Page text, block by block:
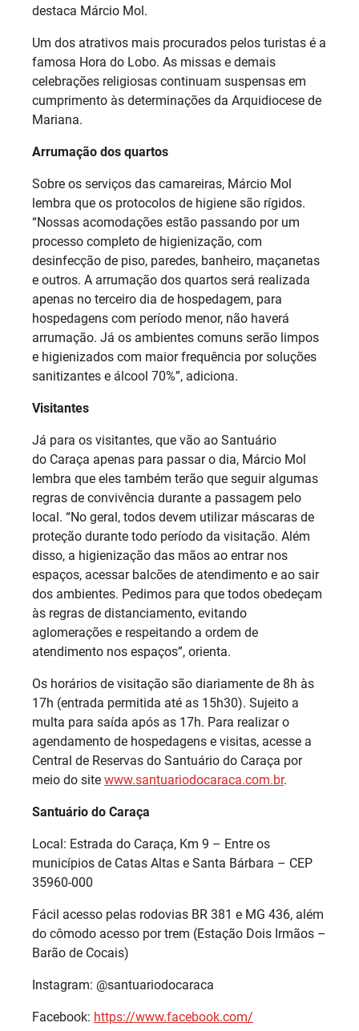
destaca Márcio Mol.
Um dos atrativos mais procurados pelos turistas é a
famosa Hora do Lobo. As missas e demais
celebrações religiosas continuam suspensas em
cumprimento às determinações da Arquidiocese de
Mariana.
Arrumação dos quartos
Sobre os serviços das camareiras, Márcio Mol
lembra que os protocolos de higiene são rígidos.
“Nossas acomodações estão passando por um
processo completo de higienização, com
desinfecção de piso, paredes, banheiro, maçanetas
e outros. A arrumação dos quartos será realizada
apenas no terceiro dia de hospedagem, para
hospedagens com período menor, não haverá
arrumação. Já os ambientes comuns serão limpos
e higienizados com maior frequência por soluções
sanitizantes e álcool 70%”, adiciona.
Visitantes
Já para os visitantes, que vão ao Santuário
do Caraça apenas para passar o dia, Márcio Mol
lembra que eles também terão que seguir algumas
regras de convivência durante a passagem pelo
local. “No geral, todos devem utilizar máscaras de
proteção durante todo período da visitação. Além
disso, a higienização das mãos ao entrar nos
espaços, acessar balcões de atendimento e ao sair
dos ambientes. Pedimos para que todos obedeçam
às regras de distanciamento, evitando
aglomerações e respeitando a ordem de
atendimento nos espaços”, orienta.
Os horários de visitação são diariamente de 8h às
17h (entrada permitida até as 15h30). Sujeito a
multa para saída após as 17h. Para realizar o
agendamento de hospedagens e visitas, acesse a
Central de Reservas do Santuário do Caraça por
meio do site www.santuariodocaraca.com.br.
Santuário do Caraça
Local: Estrada do Caraça, Km 9 – Entre os
municípios de Catas Altas e Santa Bárbara – CEP
35960-000
Fácil acesso pelas rodovias BR 381 e MG 436, além
do cômodo acesso por trem (Estação Dois Irmãos –
Barão de Cocais)
Instagram: @santuariodocaraca
Facebook: https://www.facebook.com/